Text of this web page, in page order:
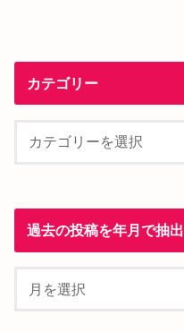
カテゴリー
過去の投稿を年月で抽出